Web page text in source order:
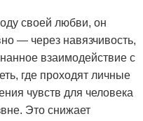
своей любви, он
— через навязчивость,
взаимодействие с
где проходят личные
чувств для человека
Это снижает